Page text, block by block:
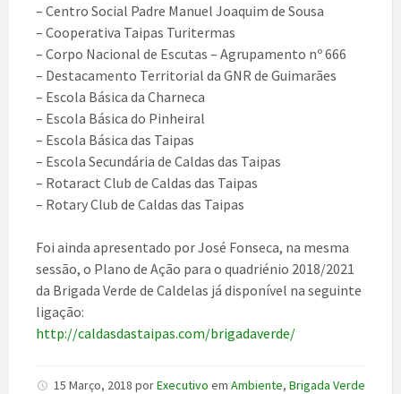
– Centro Social Padre Manuel Joaquim de Sousa
– Cooperativa Taipas Turitermas
– Corpo Nacional de Escutas – Agrupamento nº 666
– Destacamento Territorial da GNR de Guimarães
– Escola Básica da Charneca
– Escola Básica do Pinheiral
– Escola Básica das Taipas
– Escola Secundária de Caldas das Taipas
– Rotaract Club de Caldas das Taipas
– Rotary Club de Caldas das Taipas
Foi ainda apresentado por José Fonseca, na mesma
sessão, o Plano de Ação para o quadriénio 2018/2021
da Brigada Verde de Caldelas já disponível na seguinte
ligação:
http://caldasdastaipas.com/brigadaverde/
15 Março, 2018 porExecutivo em Ambiente, Brigada Verde